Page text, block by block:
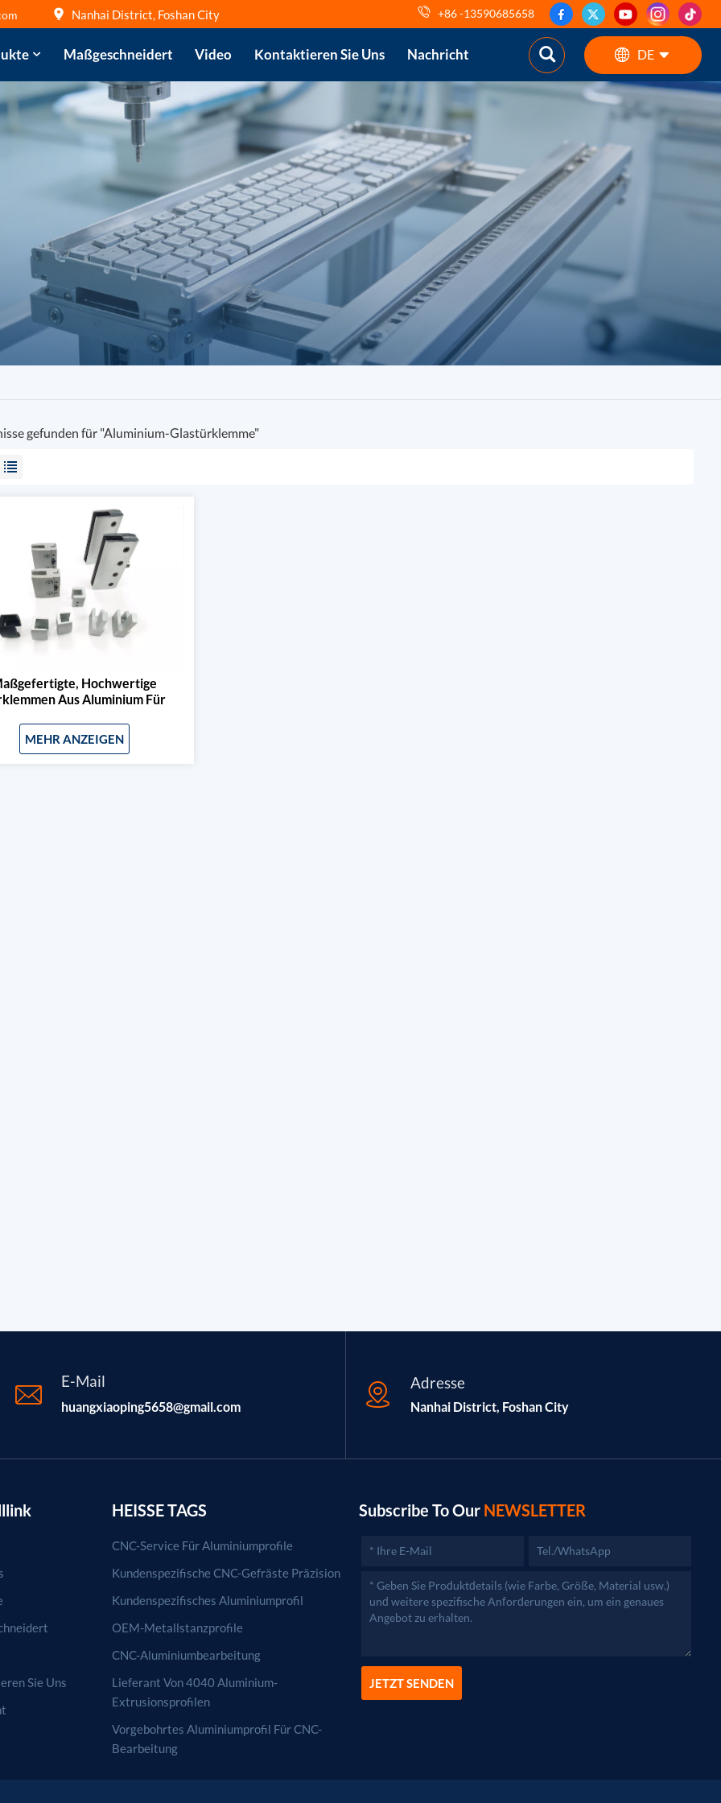
Nanhai District, Foshan City +86 -13590685658
Maßgeschneidert Video Kontaktieren Sie Uns Nachricht DE
English
pt
AR
gefunden für "Aluminium-Glastürklemme"
Hochwertige
Aus Aluminium Für
MEHR ANZEIGEN
E-Mail
huangxiaoping5658@gmail.com
Adresse
Nanhai District, Foshan City
Sie Uns
HEISSE TAGS
CNC-Service Für Aluminiumprofile
Kundenspezifische CNC-Gefräste Präzision
Kundenspezifisches Aluminiumprofil
OEM-Metallstanzprofile
CNC-Aluminiumbearbeitung
Lieferant Von 4040 Aluminium-
Extrusionsprofilen
Vorgebohrtes Aluminiumprofil Für CNC-
Bearbeitung
Subscribe To Our NEWSLETTER
JETZT SENDEN